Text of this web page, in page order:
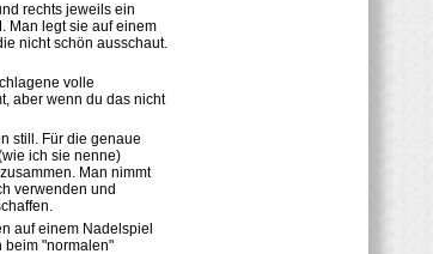
rechts jeweils ein
Man legt sie auf einem
nicht schön ausschaut.
volle
aber wenn du das nicht
still. Für die genaue
ich sie nenne)
Man nimmt
verwenden und
auf einem Nadelspiel
beim "normalen"